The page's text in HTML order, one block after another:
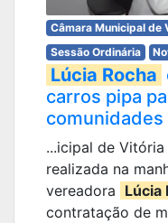
Câmara Municipal de
Sessão Ordinária
Lúcia Rocha
carros pipa
comunidades
...icipal de
realizada na
vereadora Lúcia
contratação de